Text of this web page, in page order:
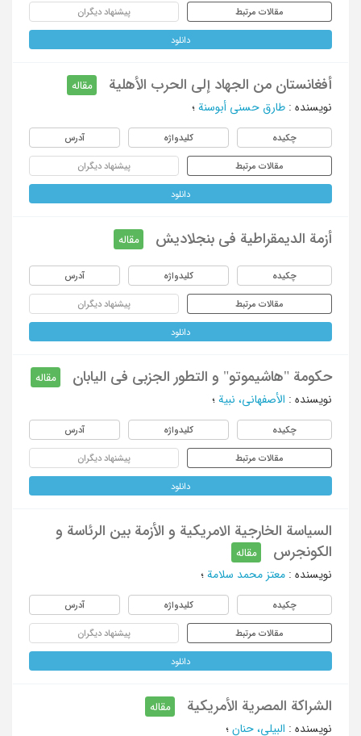
مقالات مرتبط پیشنهاد دیگران
دانلود
أفغانستان من الجهاد إلی الحرب الأهلیة
مقاله
نویسنده : طارق حسنی أبوسنة ؛
چکیده کلیدواژه آدرس
مقالات مرتبط پیشنهاد دیگران
دانلود
أزمة الدیمقراطیة فی بنجلادیش مقاله
چکیده کلیدواژه آدرس
مقالات مرتبط پیشنهاد دیگران
دانلود
حکومة "هاشیموتو" و التطور الجزبی فی الیابان
مقاله
نویسنده : الأصفهانی، نبیة ؛
چکیده کلیدواژه آدرس
مقالات مرتبط پیشنهاد دیگران
دانلود
السیاسة الخارجیة الامریکیة و الأزمة بین الرئاسة و
الکونجرس
مقاله
نویسنده : معتز محمد سلامة ؛
چکیده کلیدواژه آدرس
مقالات مرتبط پیشنهاد دیگران
دانلود
الشراکة المصریة الأمریکیة
مقاله
نویسنده : البیلی، حنان ؛